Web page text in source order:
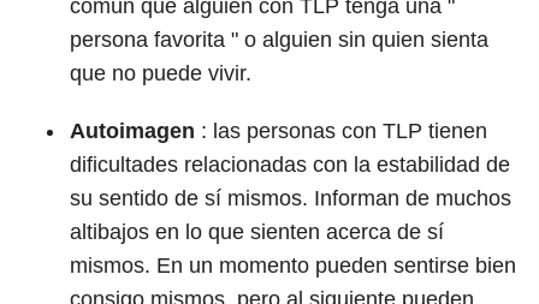
común que alguien con TLP tenga una "
persona favorita " o alguien sin quien sienta
que no puede vivir.
Autoimagen : las personas con TLP tienen
dificultades relacionadas con la estabilidad de
su sentido de sí mismos. Informan de muchos
altibajos en lo que sienten acerca de sí
mismos. En un momento pueden sentirse bien
consigo mismos, pero al siguiente pueden